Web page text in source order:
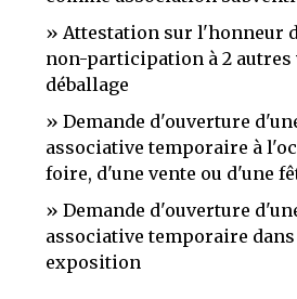
Attestation sur l'honneur
non-participation à 2 autres
déballage
Demande d'ouverture
associative temporaire à
foire, d'une vente ou d'une
Demande d'ouverture
associative temporaire
exposition